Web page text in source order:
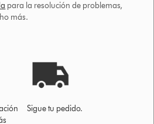
para la resolución de problemas,
más.
Sigue tu pedido.